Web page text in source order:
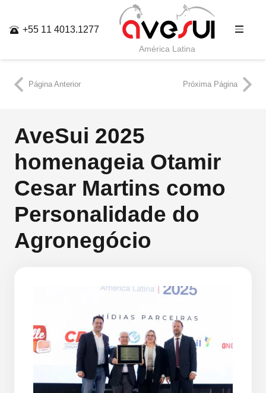
+55 11 4013.1277
América Latina
Página Anterior Próxima Página
AveSui 2025
homenageia Otamir
Cesar Martins como
Personalidade do
Agronegócio